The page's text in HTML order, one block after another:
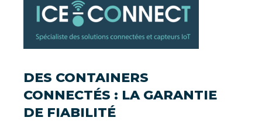
DES CONTAINERS
CONNECTÉS : LA GARANTIE
DE FIABILITÉ